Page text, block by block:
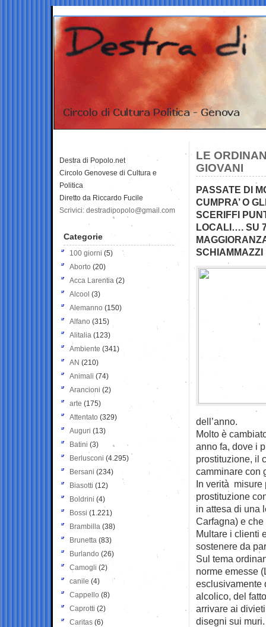
LE
GIOVANI
PASSATE DI
CUMPRA’ O
SCERIFFI
LOCALI…. SU
SCHIAMMAZZI
dell’anno.
Molto è
anno fa, dove i
prostituzione, il
camminare con
In verità misure
prostituzione
in attesa di una
Carfagna) e
Multare i clienti
sostenere da
Sul tema
norme emesse
esclusivamente
alcolico, del
arrivare ai
disegni sui
Destra di Popolo.net
Circolo Genovese di Cultura e
Politica
Diretto da Riccardo Fucile
Scrivici: destradipopolo@gmail.com
Categorie
100 giorni (5)
Aborto (20)
Acca Larentia (2)
Alcool (3)
Alemanno (150)
Alfano (315)
Alitalia (123)
Ambiente (341)
AN (210)
Animali (74)
Arancioni (2)
arte (175)
Attentato (329)
Auguri (13)
Batini (3)
Berlusconi (4.295)
Bersani (234)
Biasotti (12)
Boldrini (4)
Bossi (1.221)
Brambilla (38)
Brunetta (83)
Burlando (26)
Camogli (2)
canile (4)
Cappello (8)
Caprotti (2)
Caritas (6)